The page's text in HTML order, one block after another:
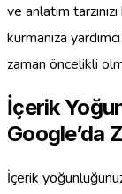
ve anlatım
kurmanıza
zaman öncelikli
İçerik
Google’da
İçerik